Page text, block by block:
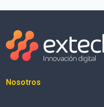
Nosotros